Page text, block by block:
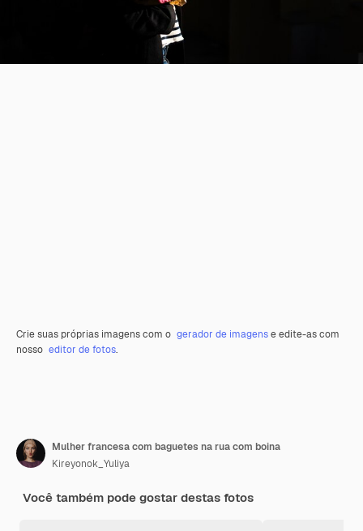
Crie suas próprias imagens com o gerador de imagense edite-as com
nosso editor de fotos.
Mulher francesa com baguetes na rua com boina
Kireyonok_Yuliya
Você também pode gostar destas fotos